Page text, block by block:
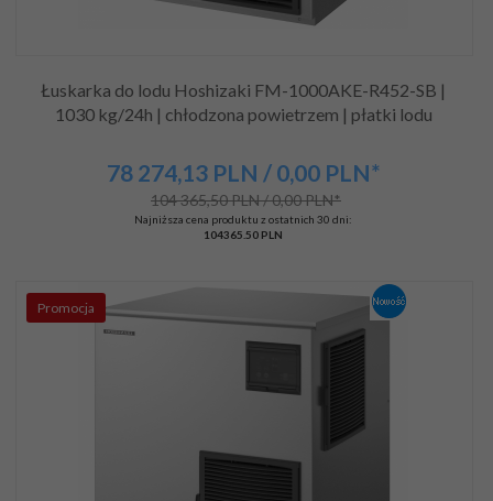
Łuskarka do lodu Hoshizaki FM-1000AKE-R452-SB |
1030 kg/24h | chłodzona powietrzem | płatki lodu
78 274,13PLN / 0,00 PLN*
104 365,50 PLN / 0,00 PLN*
Najniższa cena produktu z ostatnich 30 dni:
104365.50 PLN
Promocja